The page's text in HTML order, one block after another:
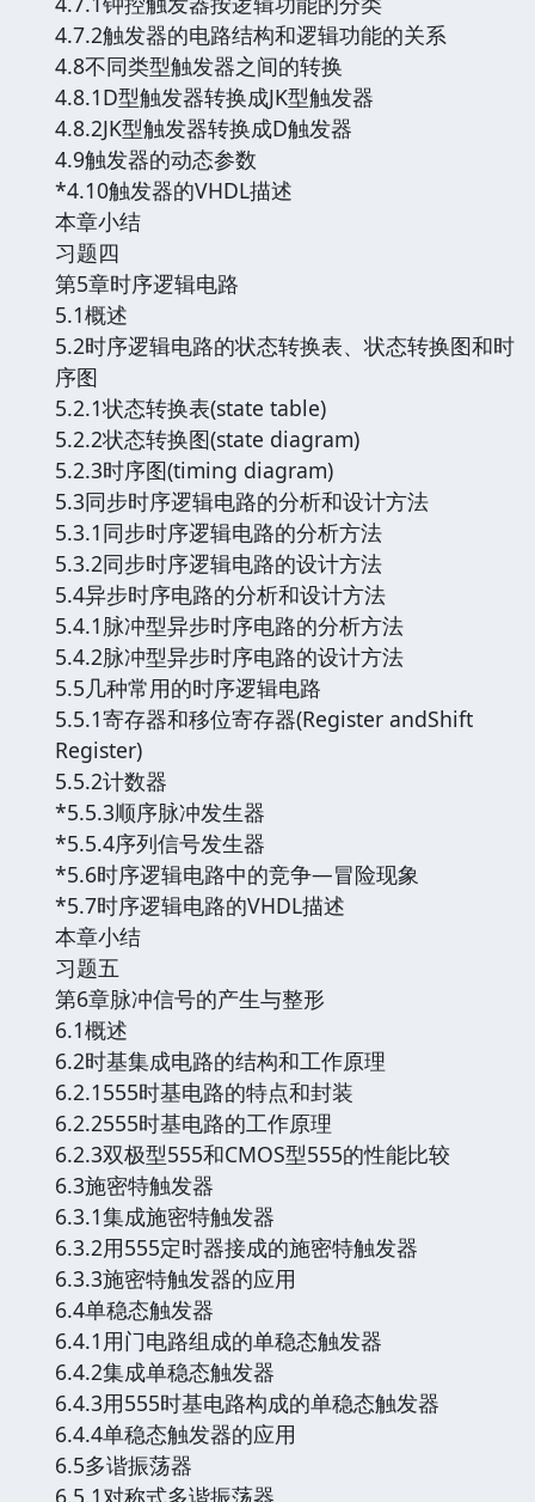
4.7.2触发器的电路结构和逻辑功能的关系
4.8不同类型触发器之间的转换
4.8.1D型触发器转换成JK型触发器
4.8.2JK型触发器转换成D触发器
4.9触发器的动态参数
*4.10触发器的VHDL描述
本章小结
习题四
第5章时序逻辑电路
5.1概述
5.2时序逻辑电路的状态转换表、状态转换图和时
序图
5.2.1状态转换表(state table)
5.2.2状态转换图(state diagram)
5.2.3时序图(timing diagram)
5.3同步时序逻辑电路的分析和设计方法
5.3.1同步时序逻辑电路的分析方法
5.3.2同步时序逻辑电路的设计方法
5.4异步时序电路的分析和设计方法
5.4.1脉冲型异步时序电路的分析方法
5.4.2脉冲型异步时序电路的设计方法
5.5几种常用的时序逻辑电路
5.5.1寄存器和移位寄存器(Register andShift
Register)
5.5.2计数器
*5.5.3顺序脉冲发生器
*5.5.4序列信号发生器
*5.6时序逻辑电路中的竞争—冒险现象
*5.7时序逻辑电路的VHDL描述
本章小结
习题五
第6章脉冲信号的产生与整形
6.1概述
6.2时基集成电路的结构和工作原理
6.2.1555时基电路的特点和封装
6.2.2555时基电路的工作原理
6.2.3双极型555和CMOS型555的性能比较
6.3施密特触发器
6.3.1集成施密特触发器
6.3.2用555定时器接成的施密特触发器
6.3.3施密特触发器的应用
6.4单稳态触发器
6.4.1用门电路组成的单稳态触发器
6.4.2集成单稳态触发器
6.4.3用555时基电路构成的单稳态触发器
6.4.4单稳态触发器的应用
6.5多谐振荡器
6.5.1对称式多谐振荡器